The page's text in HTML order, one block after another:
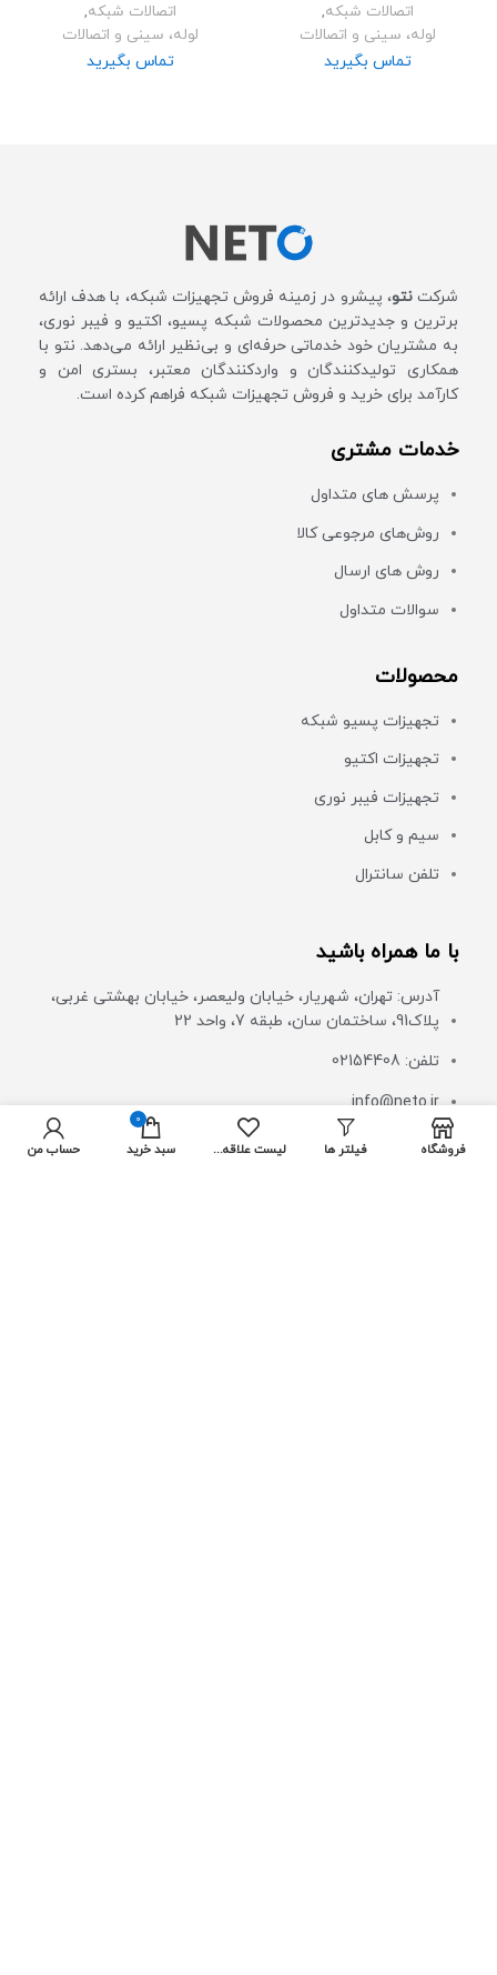
اتصالات شبکه,
لوله، سینی و اتصالات
تماس بگیرید
اتصالات شبکه,
لوله، سینی و اتصالات
تماس بگیرید
شرکتنتو، پیشرو در زمینه فروش تجهیزات شبکه، با هدف ارائه
برترین و جدیدترین محصولات شبکه پسیو، اکتیو و فیبر نوری،
به مشتریان خود خدماتی حرفه‌ای و بی‌نظیر ارائه می‌دهد. نتو با
همکاری تولیدکنندگان و واردکنندگان معتبر، بستری امن و
کارآمد برای خرید و فروش تجهیزات شبکه فراهم کرده است.
خدمات مشتری
پرسش های متداول
روش‌های مرجوعی کالا
روش های ارسال
سوالات متداول
محصولات
تجهیزات پسیو شبکه
تجهیزات اکتیو
تجهیزات فیبر نوری
سیم و کابل
تلفن سانترال
با ما همراه باشید
آدرس: تهران، شهریار، خیابان ولیعصر، خیابان بهشتی غربی،
پلاک91، ساختمان سان، طبقه 7، واحد 22
تلفن: 02154408
info@neto.ir
فروشگاه فیلتر ها لیست علاقه مندی ها
0
سبد خرید حساب من